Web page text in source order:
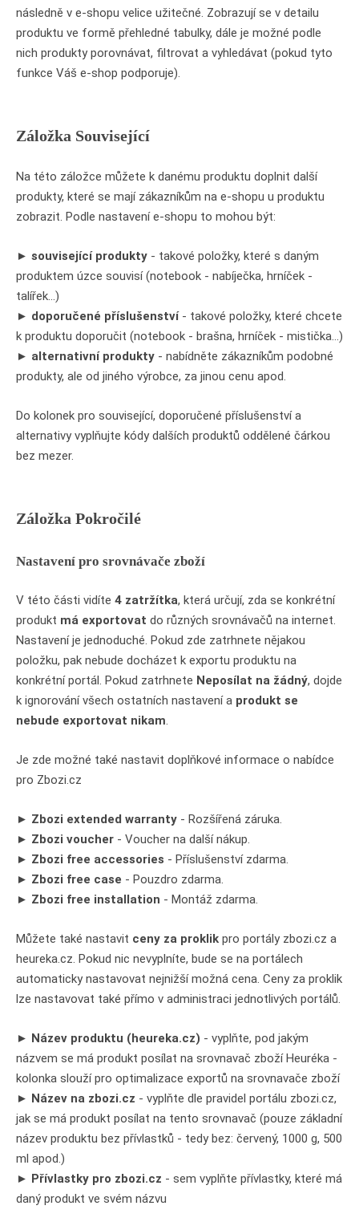
následně v e-shopu velice užitečné. Zobrazují se v detailu
produktu ve formě přehledné tabulky, dále je možné podle
nich produkty porovnávat, filtrovat a vyhledávat (pokud tyto
funkce Váš e-shop podporuje).
Záložka Související
Na této záložce můžete k danému produktu doplnit další
produkty, které se mají zákazníkům na e-shopu u produktu
zobrazit. Podle nastavení e-shopu to mohou být:
► související produkty - takové položky, které s daným
produktem úzce souvisí (notebook - nabíječka, hrníček -
talířek...)
► doporučené příslušenství- takové položky, které chcete
k produktu doporučit (notebook - brašna, hrníček - mistička...)
► alternativní produkty - nabídněte zákazníkům podobné
produkty, ale od jiného výrobce, za jinou cenu apod.
Do kolonek pro související, doporučené příslušenství a
alternativy vyplňujte kódy dalších produktů oddělené čárkou
bez mezer.
Záložka Pokročilé
Nastavení pro srovnávače zboží
V této části vidíte 4 zatržítka, která určují, zda se konkrétní
produkt má exportovat do různých srovnávačů na internet.
Nastavení je jednoduché. Pokud zde zatrhnete nějakou
položku, pak nebude docházet k exportu produktu na
konkrétní portál. Pokud zatrhnete Neposílat na žádný, dojde
k ignorování všech ostatních nastavení a produkt se
nebude exportovat nikam.
Je zde možné také nastavit doplňkové informace o nabídce
pro Zbozi.cz
► Zbozi extended warranty - Rozšířená záruka.
► Zbozi voucher - Voucher na další nákup.
► Zbozi free accessories - Příslušenství zdarma.
► Zbozi free case - Pouzdro zdarma.
► Zbozi free installation - Montáž zdarma.
Můžete také nastavit ceny za proklik pro portály zbozi.cz a
heureka.cz. Pokud nic nevyplníte, bude se na portálech
automaticky nastavovat nejnižší možná cena. Ceny za proklik
lze nastavovat také přímo v administraci jednotlivých portálů.
► Název produktu (heureka.cz) - vyplňte, pod jakým
názvem se má produkt posílat na srovnavač zboží Heuréka -
kolonka slouží pro optimalizace exportů na srovnavače zboží
► Název na zbozi.cz - vyplňte dle pravidel portálu zbozi.cz,
jak se má produkt posílat na tento srovnavač (pouze základní
název produktu bez přívlastků - tedy bez: červený, 1000 g, 500
ml apod.)
► Přívlastky pro zbozi.cz - sem vyplňte přívlastky, které má
daný produkt ve svém názvu